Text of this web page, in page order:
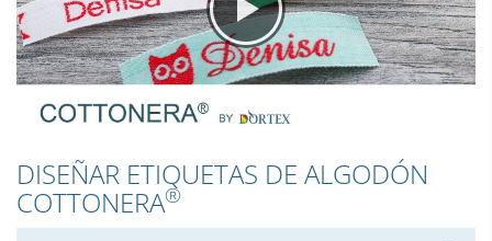
DISEÑAR ETIQUETAS DE ALGODÓN
COTTONERA®